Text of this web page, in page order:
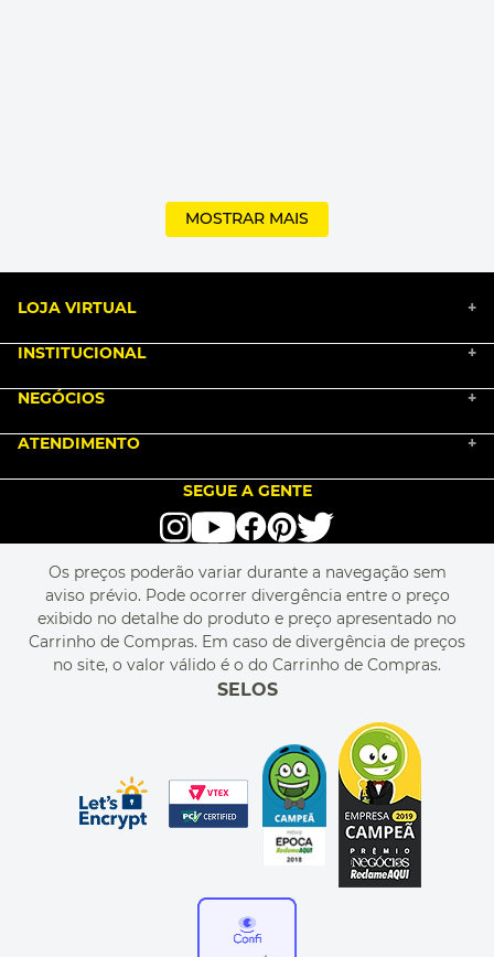
MOSTRAR MAIS
LOJA VIRTUAL +
TERMOS DE USO
POLÍTICA DE PRIVACIDADE
PERGUNTAS FREQUENTES
MEU CADASTRO
MEU PEDIDO
CUPONS DE DESCONTO
INSTITUCIONAL +
BLOG
RASTREIE O SEU PEDIDO
MAPA DO SITE
NEGÓCIOS +
LOVE BRANDS
SEJA REVENDEDOR
LIVELO
ATENDIMENTO +
alô alô IMG
SEGUE A GENTE
Os preços poderão variar durante a navegação sem
aviso prévio. Pode ocorrer divergência entre o preço
exibido no detalhe do produto e preço apresentado no
Carrinho de Compras. Em caso de divergência de preços
no site, o valor válido é o do Carrinho de Compras.
SELOS